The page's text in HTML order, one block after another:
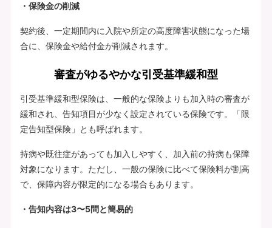
・保険金の削減
契約後、一定期間内に入院や所定の高度障害状態になった場
合に、保険金や給付金が削減されます。
審査がゆるやかな引受基準緩和型
引受基準緩和型保険は、一般的な保険よりも加入時の審査が
緩和され、告知項目が少なく設定されている保険です。「限
定告知型保険」とも呼ばれます。
持病や既往症があっても加入しやすく、加入前の持病も保障
対象になります。ただし、一般の保険に比べて保険料が割高
で、保障内容が限定的になる場合もあります。
・告知内容は3〜5問と簡易的